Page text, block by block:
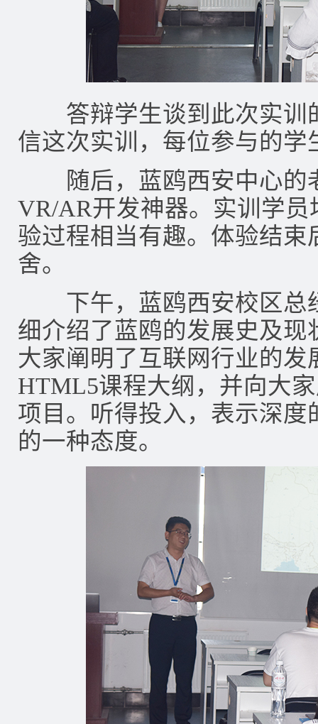
答辩学生谈到此次实训
信这次实训，每位参与的学
随后，蓝鸥西安中心的
VR/AR开发神器。实训学
验过程相当有趣。体验结
舍。
下午，蓝鸥西安校区总
细介绍了蓝鸥的发展史及
大家阐明了互联网行业的发
HTML5课程大纲，并向大
项目。听得投入，表示深
的一种态度。